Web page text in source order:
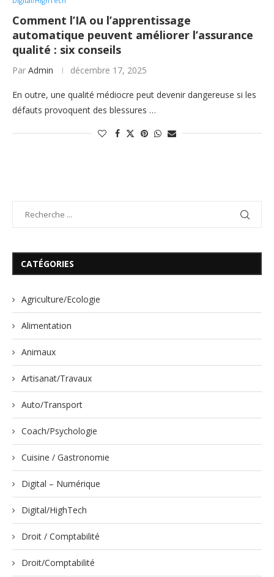
Comment l’IA ou l’apprentissage
automatique peuvent améliorer l’assurance
qualité : six conseils
Par Admin décembre 17, 2025
En outre, une qualité médiocre peut devenir dangereuse si les
défauts provoquent des blessures …
CATÉGORIES
Agriculture/Ecologie
Alimentation
Animaux
Artisanat/Travaux
Auto/Transport
Coach/Psychologie
Cuisine / Gastronomie
Digital – Numérique
Digital/HighTech
Droit / Comptabilité
Droit/Comptabilité